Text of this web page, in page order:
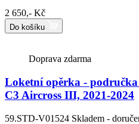
2 650,- Kč
Do košíku
Doprava zdarma
Loketní opěrka -
C3 Aircross III, 2021-2024
59.STD-V01524 Skladem -